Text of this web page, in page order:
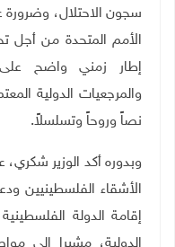
سجون الاحتلال،
الأمم المتحدة من أجل
إطار زمني واضح
والمرجعيات الدولية
نصاً وروحاً وتسلسلاً.
وبدوره أكد الوزير
الأشقاء الفلسطينيين
إقامة الدولة